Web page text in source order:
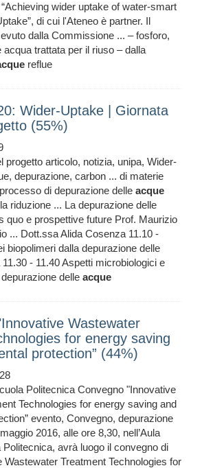
wider uptake of water-smart
di cui l'Ateneo è partner. Il
dalla Commissione ... – fosforo,
acqua trattata per il riuso – dalla
reflue
Wider-Uptake | Giornata
(55%)
progetto articolo, notizia, unipa, Wider-
depurazione, carbon ... di materie
di depurazione delle acque
riduzione ... La depurazione delle
quo e prospettive future Prof. Maurizio
... Dott.ssa Alida Cosenza 11.10 -
biopolimeri dalla depurazione delle
11.30 - 11.40 Aspetti microbiologici e
delle acque
Wastewater
for energy saving
protection” (44%)
Politecnica Convegno "Innovative
Technologies for energy saving and
evento, Convegno, depurazione
2016, alle ore 8,30, nell’Aula
avrà luogo il convegno di
Treatment Technologies for